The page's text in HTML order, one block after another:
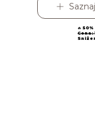
🔥
Cena: